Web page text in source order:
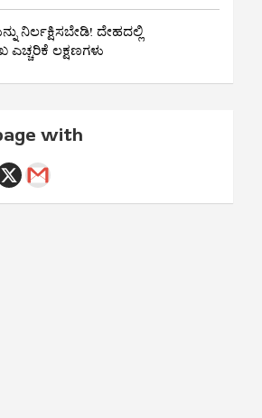
ನಿರ್ಲಕ್ಷಿಸಬೇಡಿ! ದೇಹದಲ್ಲಿ
ಎಚ್ಚರಿಕೆ ಲಕ್ಷಣಗಳು
with